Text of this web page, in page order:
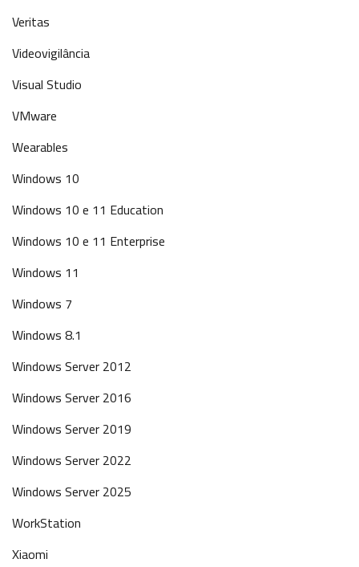
Veritas
Videovigilância
Visual Studio
VMware
Wearables
Windows 10
Windows 10 e 11 Education
Windows 10 e 11 Enterprise
Windows 11
Windows 7
Windows 8.1
Windows Server 2012
Windows Server 2016
Windows Server 2019
Windows Server 2022
Windows Server 2025
WorkStation
Xiaomi